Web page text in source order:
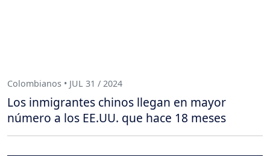
Colombianos • JUL 31 / 2024
Los inmigrantes chinos llegan en mayor
número a los EE.UU. que hace 18 meses